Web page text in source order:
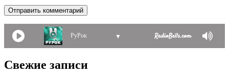
РуРок ▼
Свежие записи